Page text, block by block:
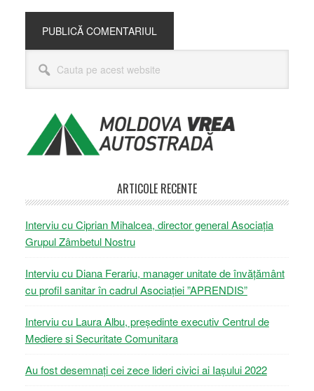
Bara
principală
acest
ARTICOLE RECENTE
Interviu cu Ciprian Mihalcea, director general Asociația
Grupul Zâmbetul Nostru
Interviu cu Diana Ferariu, manager unitate de învățământ
cu profil sanitar în cadrul Asociației ”APRENDIS”
Interviu cu Laura Albu, președinte executiv Centrul de
Mediere si Securitate Comunitara
Au fost desemnați cei zece lideri civici ai Iașului 2022